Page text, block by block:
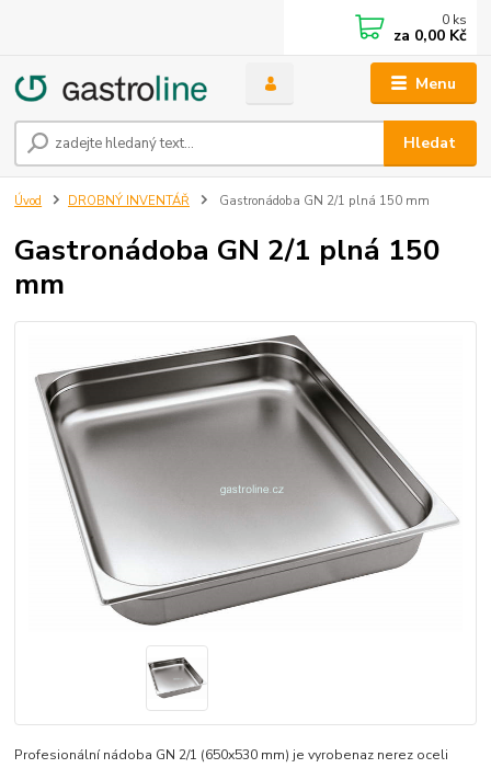
Menu
Hledat
0 ks
za 0,00 Kč
Úvod DROBNÝ INVENTÁŘ Gastronádoba GN 2/1 plná 150 mm
Gastronádoba GN 2/1 plná 150
mm
Profesionální nádoba GN 2/1 (650x530 mm) je vyrobenaz nerez oceli